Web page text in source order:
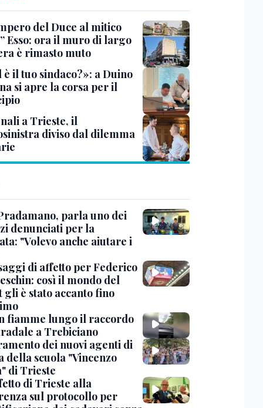
del Duce al mitico
Esso: ora il muro di largo
è rimasto muto
è il tuo sindaco?»: a Duino
si apre la corsa per il
a Trieste, il
diviso dal dilemma
parla uno dei
denunciati per la
"Volevo anche aiutare i
di affetto per Federico
così il mondo del
gli è stato accanto fino
fiamme lungo il raccordo
a Trebiciano
dei nuovi agenti di
della scuola "Vincenzo
di Trieste
di Trieste alla
sul protocollo per